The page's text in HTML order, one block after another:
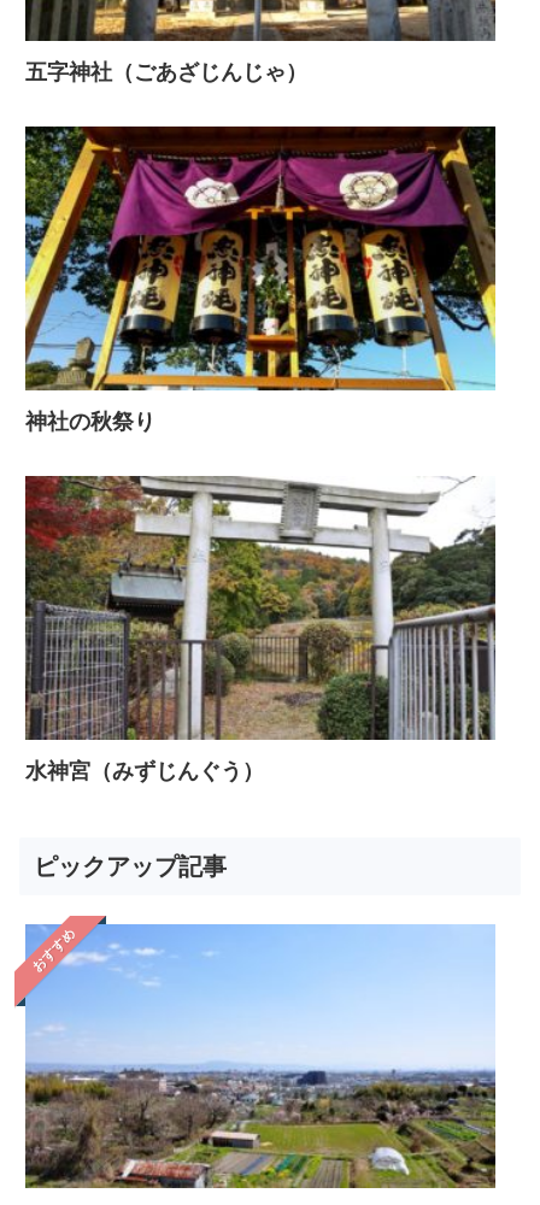
五字神社（ごあざじんじゃ）
神社の秋祭り
水神宮（みずじんぐう）
ピックアップ記事
おすすめ